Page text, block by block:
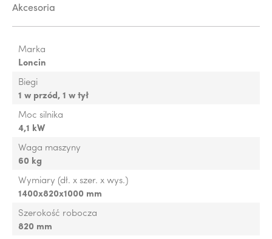
Akcesoria
Marka
Loncin
Biegi
1 w przód, 1 w tył
Moc silnika
4,1 kW
Waga maszyny
60 kg
Wymiary (dł. x szer. x wys.)
1400x820x1000 mm
Szerokość robocza
820 mm